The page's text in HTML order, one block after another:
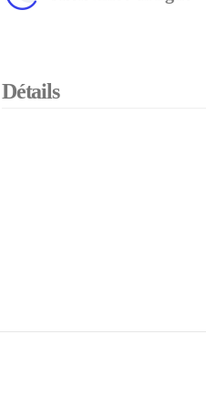
Détails